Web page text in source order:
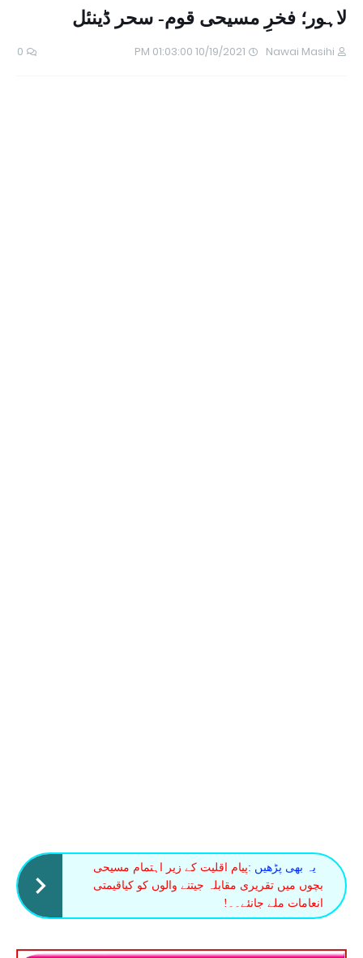
لاہور؛ فخرِ مسیحی قوم- سحر ڈینئل
Nawai Masihi
10/19/2021 01:03:00 PM
0
یہ بھی پڑھیں :پیام اقلیت کے زیر اہتمام مسیحی
بچوں میں تقریری مقابلہ جیتنے والوں کو کیاقیمتی
انعامات ملے جانئے۔۔!